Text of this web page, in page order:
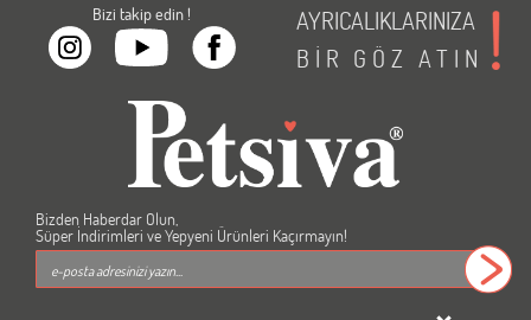
Bizi takip edin !
AYRICALIKLARINIZA
BİR GÖZ ATIN
Bizden Haberdar Olun,
Süper İndirimleri ve Yepyeni Ürünleri Kaçırmayın!